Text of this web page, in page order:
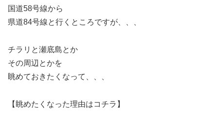
国道58号線から
県道84号線と行くところですが、、、
チラリと瀬底島とか
その周辺とかを
眺めておきたくなって、、、
【眺めたくなった理由はコチラ】